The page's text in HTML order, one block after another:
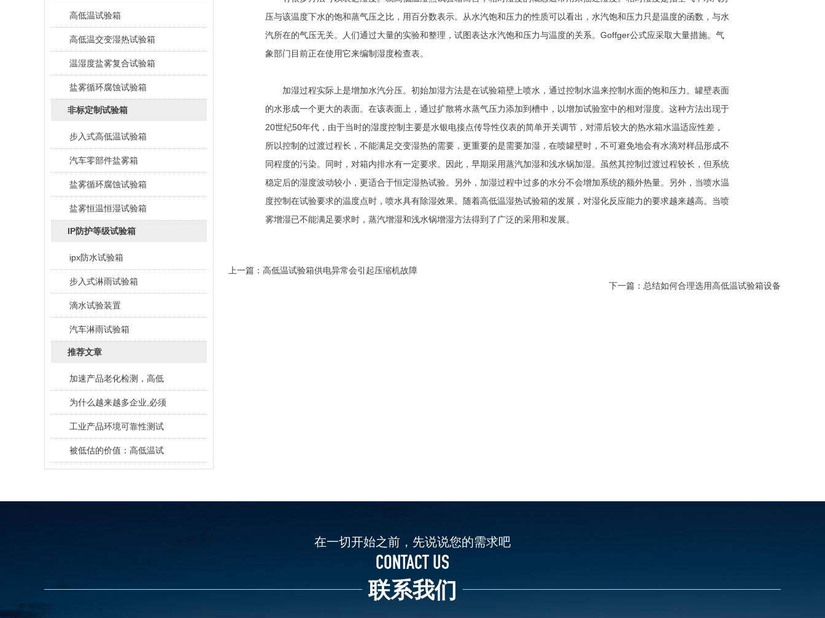
高低温试验箱
高低温交变湿热试验箱
温湿度盐雾复合试验箱
盐雾循环腐蚀试验箱
非标定制试验箱
步入式高低温试验箱
汽车零部件盐雾箱
盐雾循环腐蚀试验箱
盐雾恒温恒湿试验箱
IP防护等级试验箱
ipx防水试验箱
步入式淋雨试验箱
滴水试验装置
汽车淋雨试验箱
推荐文章
加速产品老化检测，高低
为什么越来越多企业,必须
工业产品环境可靠性测试
被低估的价值：高低温试
压与该温度下水的饱和蒸气压之比，用百分数表示。从水汽饱和压力的性质可以看出，水汽饱和压力只是温度的函数，与水
汽所在的气压无关。人们通过大量的实验和整理，试图表达水汽饱和压力与温度的关系。Goffger公式应采取大量措施。气
象部门目前正在使用它来编制湿度检查表。
加湿过程实际上是增加水汽分压。初始加湿方法是在试验箱壁上喷水，通过控制水温来控制水面的饱和压力。罐壁表面
的水形成一个更大的表面。在该表面上，通过扩散将水蒸气压力添加到槽中，以增加试验室中的相对湿度。这种方法出现于
20世纪50年代，由于当时的湿度控制主要是水银电接点传导性仪表的简单开关调节，对滞后较大的热水箱水温适应性差，
所以控制的过渡过程长，不能满足交变湿热的需要，更重要的是需要加湿，在喷罐壁时，不可避免地会有水滴对样品形成不
同程度的污染。同时，对箱内排水有一定要求。因此，早期采用蒸汽加湿和浅水锅加湿。虽然其控制过渡过程较长，但系统
稳定后的湿度波动较小，更适合于恒定湿热试验。另外，加湿过程中过多的水分不会增加系统的额外热量。另外，当喷水温
度控制在试验要求的温度点时，喷水具有除湿效果。随着高低温湿热试验箱的发展，对湿化反应能力的要求越来越高。当喷
雾增湿已不能满足要求时，蒸汽增湿和浅水锅增湿方法得到了广泛的采用和发展。
上一篇： 高低温试验箱供电异常会引起压缩机故障
下一篇： 总结如何合理选用高低温试验箱设备
在一切开始之前，先说说您的需求吧
CONTACT US
联系我们